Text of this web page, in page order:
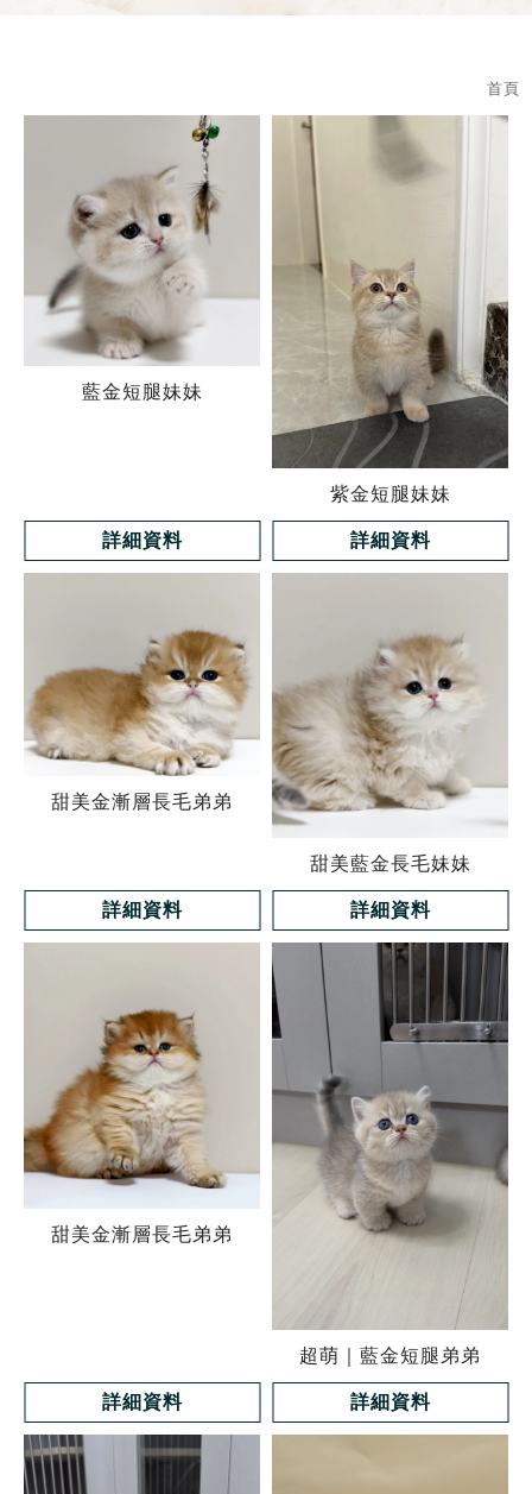
首頁
藍金短腿妹妹
詳細資料
紫金短腿妹妹
詳細資料
甜美金漸層長毛弟弟
詳細資料
甜美藍金長毛妹妹
詳細資料
甜美金漸層長毛弟弟
詳細資料
超萌｜藍金短腿弟弟
詳細資料